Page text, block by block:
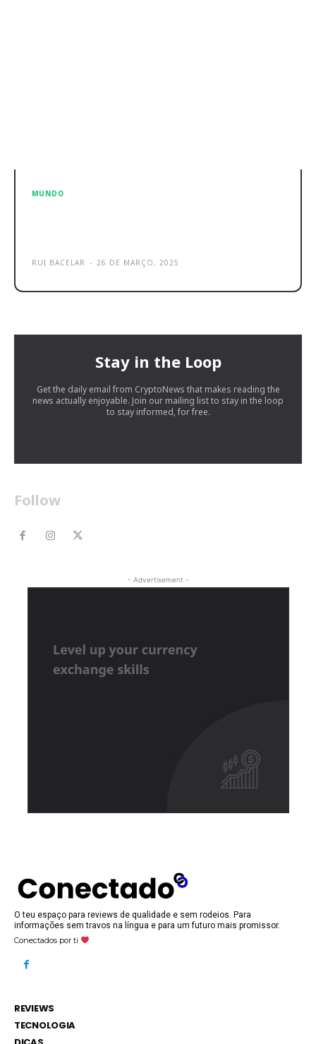
MUNDO
RUI BACELAR - 26 DE MARÇO, 2025
Stay in the Loop
Get the daily email from CryptoNews that makes reading the
news actually enjoyable. Join our mailing list to stay in the loop
to stay informed, for free.
Follow
- Advertisement -
O teu espaço para reviews de qualidade e sem rodeios. Para
informações sem travos na língua e para um futuro mais promissor.
Conectados por ti
REVIEWS
TECNOLOGIA